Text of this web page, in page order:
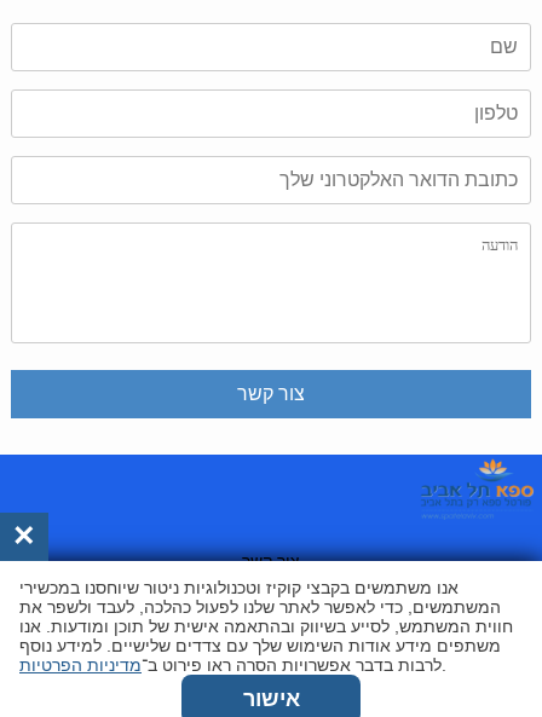
צור קשר
צור קשר
ספא תל אביב צור קשר
×
אנו משתמשים בקבצי קוקיז וטכנולוגיות ניטור שיוחסנו במכשירי
המשתמשים, כדי לאפשר לאתר שלנו לפעול כהלכה, לעבד ולשפר את
חווית המשתמש, לסייע בשיווק ובהתאמה אישית של תוכן ומודעות. אנו
משתפים מידע אודות השימוש שלך עם צדדים שלישיים. למידע נוסף
לרבות בדבר אפשרויות הסרה ראו פירוט ב־מדיניות הפרטיות
אישור